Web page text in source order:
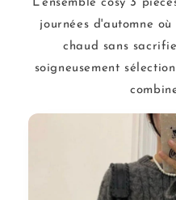
L'ensemble cosy 3
journées d'automne
chaud sans
soigneusement